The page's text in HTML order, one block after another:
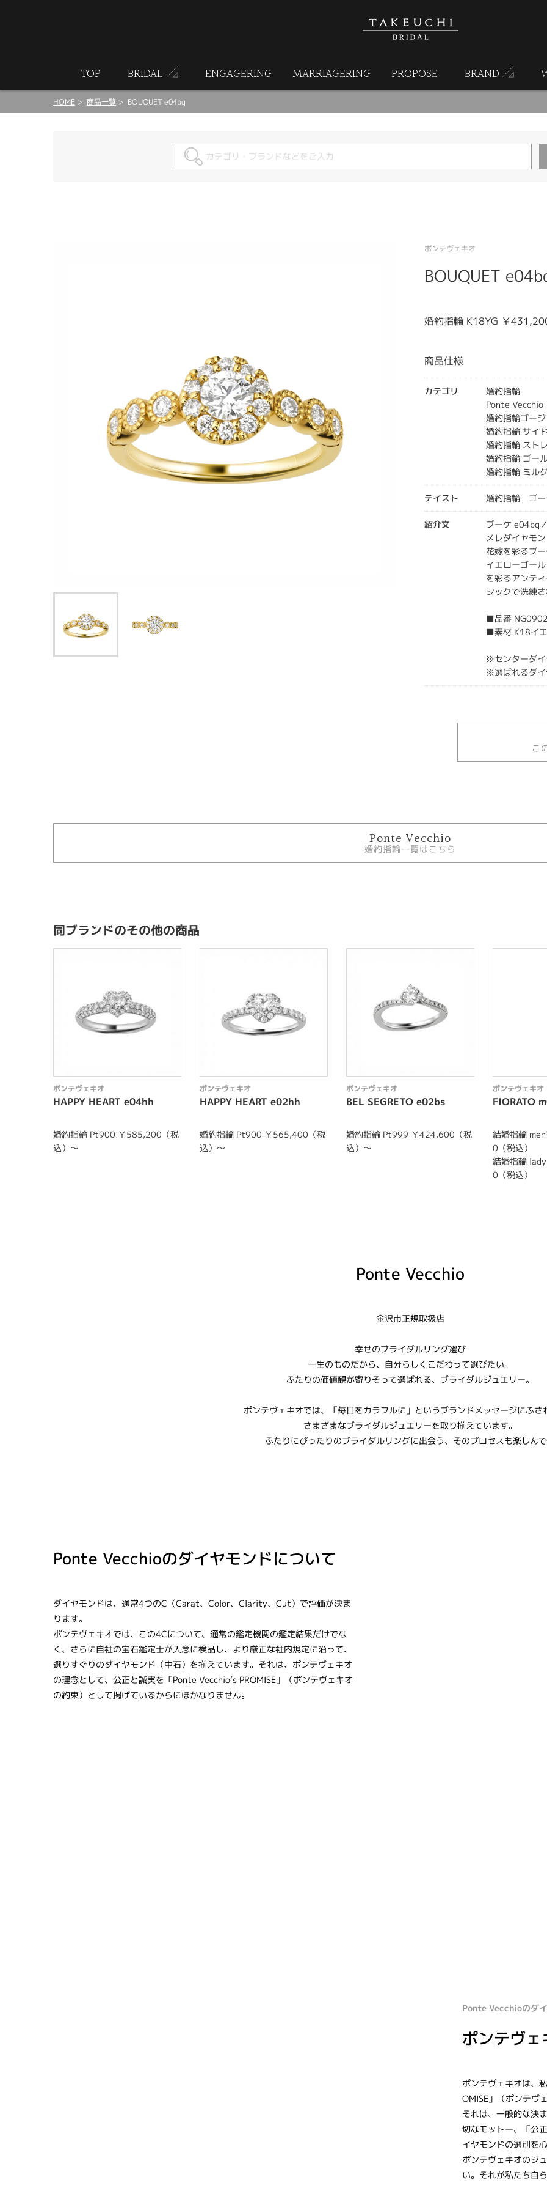
TOP BRIDAL ENGAGERING MARRIAGERING PROPOSE BRAND
HOME 商品一覧 BOUQUET e04bq
ポンテヴェキオ
BOUQUET
婚約指輪 K18YG ￥
商品仕様
カテゴリ
婚約指輪
Ponte
婚約指輪ゴー
婚約指輪 サイ
婚約指輪 スト
婚約指輪 ゴー
婚約指輪 ミル
テイスト 婚約指輪 ゴー
紹介文
ブーケ e04bq
メレダイヤモ
花嫁を彩るブ
イエローゴー
を彩るアンテ
シックで洗練
■品番
■素材 K18イ
※センターダイ
※選ばれるダイ
こ
Ponte Vecchio
婚約指輪一覧はこちら
同ブランドのその他の商品
ポンテヴェキオ
HAPPY HEART e04hh
婚約指輪 Pt900 ￥585,200（税
込）～
ポンテヴェキオ
HAPPY HEART e02hh
婚約指輪 Pt900 ￥565,400（税
込）～
ポンテヴェキオ
BEL SEGRETO e02bs
婚約指輪 Pt999 ￥424,600（税
込）～
ポンテヴェキオ
FIORATO
結婚指輪
0（税込）
結婚指輪
0（税込）
Ponte Vecchio
金沢市正規取扱店
幸せのブライダルリング選び
一生のものだから、自分らしくこだわって選びたい。
ふたりの価値観が寄りそって選ばれる、ブライダルジュエリー。
ポンテヴェキオでは、「毎日をカラフルに」というブランドメッセージにふさ
さまざまなブライダルジュエリーを取り揃えています。
ふたりにぴったりのブライダルリングに出会う、そのプロセスも楽しんで
Ponte Vecchioのダイヤモンドについて
ダイヤモンドは、通常4つのC（Carat、Color、Clarity、Cut）で評価が決ま
ります。
ポンテヴェキオでは、この4Cについて、通常の鑑定機関の鑑定結果だけでな
く、さらに自社の宝石鑑定士が入念に検品し、より厳正な社内規定に沿って、
選りすぐりのダイヤモンド（中石）を揃えています。それは、ポンテヴェキオ
の理念として、公正と誠実を「Ponte Vecchio’s PROMISE」（ポンテヴェキオ
の約束）として掲げているからにほかなりません。
Ponte Vecchioのダ
ポンテヴ
ポンテヴェキオは、
OMISE」（ポンテヴ
それは、一般的な決
切なモットー、「公
イヤモンドの選別を
ポンテヴェキオのジ
い。それが私たち自